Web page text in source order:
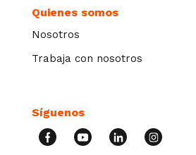
Quienes somos
Nosotros
Trabaja con nosotros
Síguenos